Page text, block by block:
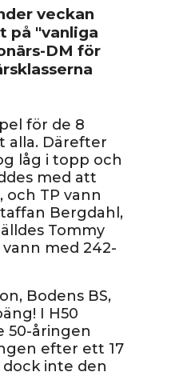
veckan
på "vanliga
DM för
för de 8
alla. Därefter
låg i topp och
med att
TP vann
Bergdahl,
Tommy
med 242-
Bodens BS,
I H50
50-åringen
efter ett 17
inte den